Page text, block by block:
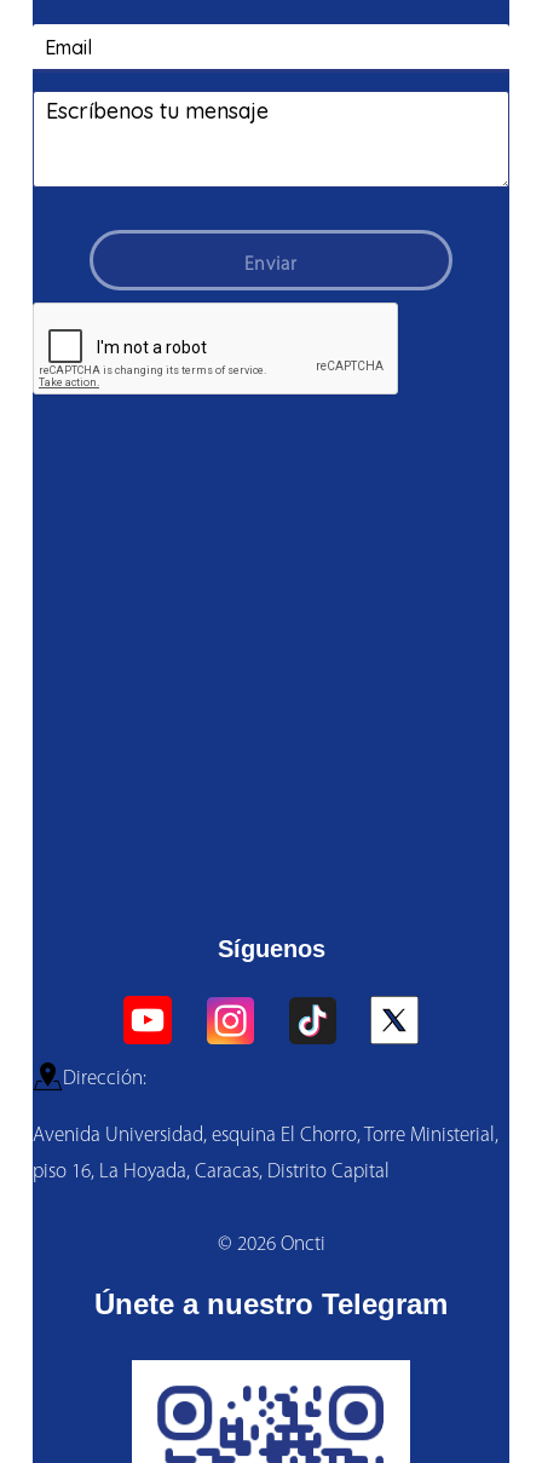
Enviar
Síguenos
Dirección:
Avenida Universidad, esquina El Chorro, Torre Ministerial,
piso 16, La Hoyada, Caracas, Distrito Capital
© 2026 Oncti
Únete a nuestro Telegram